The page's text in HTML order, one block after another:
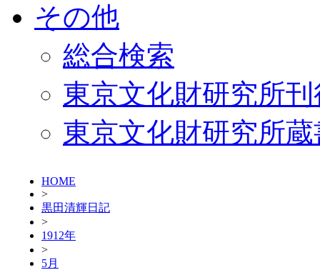
その他
総合検索
東京文化財研究所
東京文化財研究所
HOME
>
黒田清輝日記
>
1912年
>
5月